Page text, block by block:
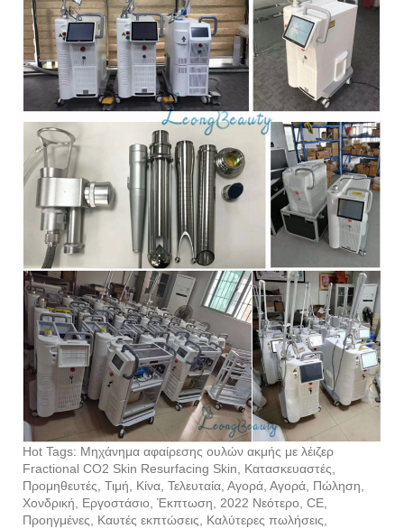
Hot Tags: Μηχάνημα αφαίρεσης ουλών ακμής με λέιζερ
Fractional CO2 Skin Resurfacing Skin, Κατασκευαστές,
Προμηθευτές, Τιμή, Κίνα, Τελευταία, Αγορά, Αγορά, Πώληση,
Χονδρική, Εργοστάσιο, Έκπτωση, 2022 Νεότερο, CE,
Προηγμένες, Καυτές εκπτώσεις, Καλύτερες πωλήσεις,